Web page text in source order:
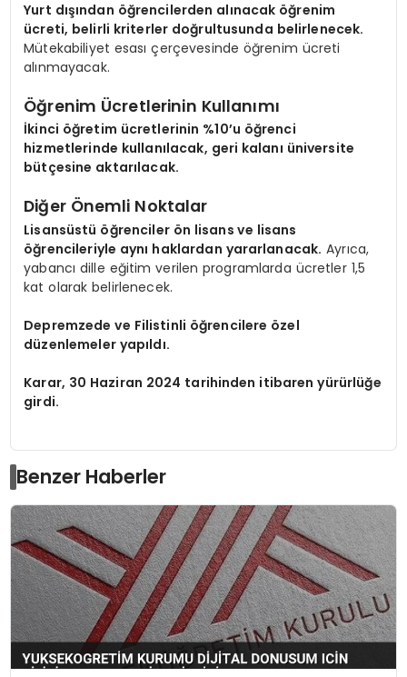
Yurt dışından öğrencilerden alınacak öğrenim
ücreti, belirli kriterler doğrultusunda belirlenecek.
Mütekabiliyet esası çerçevesinde öğrenim ücreti
alınmayacak.
Öğrenim Ücretlerinin Kullanımı
İkinci öğretim ücretlerinin %10’u öğrenci
hizmetlerinde kullanılacak, geri kalanı üniversite
bütçesine aktarılacak.
Diğer Önemli Noktalar
Lisansüstü öğrenciler ön lisans ve lisans
öğrencileriyle aynı haklardan yararlanacak. Ayrıca,
yabancı dille eğitim verilen programlarda ücretler 1,5
kat olarak belirlenecek.
Depremzede ve Filistinli öğrencilere özel
düzenlemeler yapıldı.
Karar, 30 Haziran 2024 tarihinden itibaren yürürlüğe
girdi.
Benzer Haberler